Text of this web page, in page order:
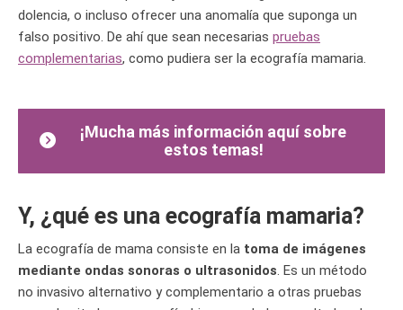
dolencia, o incluso ofrecer una anomalía que suponga un
falso positivo. De ahí que sean necesarias pruebas
complementarias, como pudiera ser la ecografía mamaria.
¡Mucha más información aquí sobre
estos temas!
Y, ¿qué es una ecografía mamaria?
La ecografía de mama consiste en la toma de imágenes
mediante ondas sonoras o ultrasonidos. Es un método
no invasivo alternativo y complementario a otras pruebas